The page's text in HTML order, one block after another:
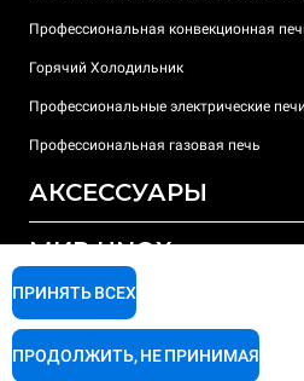
Профессиональная конвекционная
Горячий Холодильник
Профессиональные электрические печи
Профессиональная газовая печь
АКСЕССУАРЫ
Моющие средства для автоматической
Моющие средства для мойки вручную
Ионообменный фильтр
МИР UNOX
Наши офисы по всему миру
ПОДДЕРЖКА
Гарантия Unox
ПРИНЯТЬ ВСЕХ
ПРОДОЛЖИТЬ, НЕ ПРИНИМАЯ